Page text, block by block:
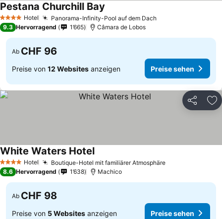
4 Sterne Hotel Panorama-Infinity-Pool auf dem DachPreise sehen
Pestana Churchill Bay
9.3 Hervorragend 1’665 Câmara de Lobos
Ab CHF 96
Preise von 12 Websites anzeigen Preise sehen
Teilen
4 Sterne Hotel Boutique-Hotel mit familiärer AtmosphärePreise sehen
White Waters HotelPreise sehen
8.6 Hervorragend 1’638 Machico
Ab CHF 98
Preise von 5 Websites anzeigen Preise sehen